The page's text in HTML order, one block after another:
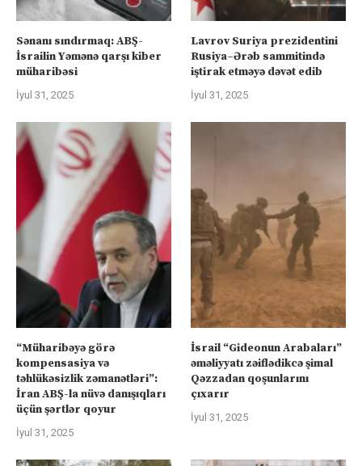
Sənanı sındırmaq: ABŞ-
İsrailin Yəmənə qarşı kiber
müharibəsi
İyul 31, 2025
Lavrov Suriya prezidentini
Rusiya–Ərəb sammitində
iştirak etməyə dəvət edib
İyul 31, 2025
“Müharibəyə görə
kompensasiya və
təhlükəsizlik zəmanətləri”:
İran ABŞ-la nüvə danışıqları
üçün şərtlər qoyur
İyul 31, 2025
İsrail “Gideonun Arabaları”
əməliyyatı zəiflədikcə şimal
Qəzzadan qoşunlarını
çıxarır
İyul 31, 2025